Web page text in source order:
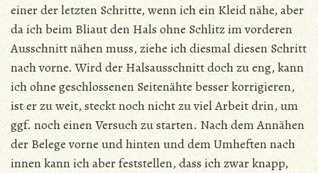
einer der letzten Schritte, wenn ich ein Kleid nähe, aber
da ich beim Bliaut den Hals ohne Schlitz im vorderen
Ausschnitt nähen muss, ziehe ich diesmal diesen Schritt
nach vorne. Wird der Halsausschnitt doch zu eng, kann
ich ohne geschlossenen Seitenähte besser korrigieren,
ist er zu weit, steckt noch nicht zu viel Arbeit drin, um
ggf. noch einen Versuch zu starten. Nach dem Annähen
der Belege vorne und hinten und dem Umheften nach
innen kann ich aber feststellen, dass ich zwar knapp,